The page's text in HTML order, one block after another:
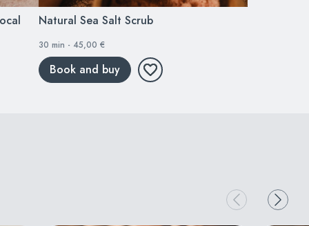
Natural Sea Salt Scrub
30 min - 45,00 €
Book and buy